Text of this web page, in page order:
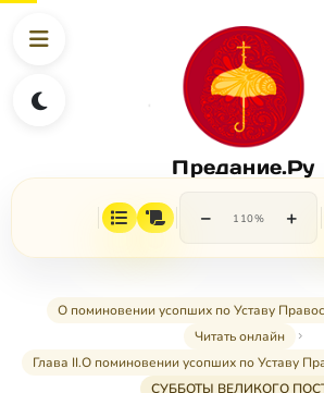
Предание.Ру
− 110% +
О поминовении усопших по Уставу
Читать онлайн
Глава II.О поминовении усопших по Уставу
СУББОТЫ ВЕЛИКОГО